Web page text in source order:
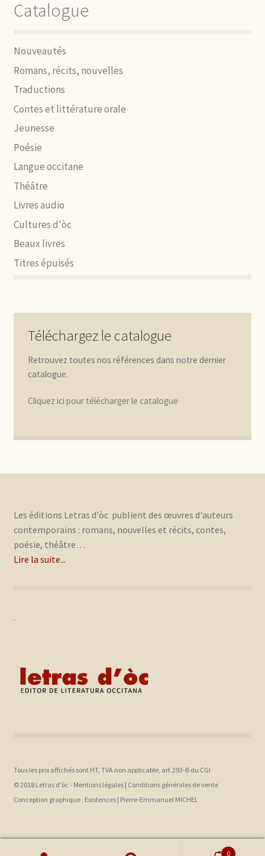
Catalogue
Nouveautés
Romans, récits, nouvelles
Traductions
Contes et littérature orale
Jeunesse
Poésie
Langue occitane
Théâtre
Livres audio
Cultures d'òc
Beaux livres
Titres épuisés
Téléchargez le catalogue
Retrouvez toutes nos références dans notre dernier
catalogue.
Cliquez ici pour télécharger le catalogue
Les éditions Letras d'òc publient des œuvres d'auteurs
contemporains : romans, nouvelles et récits, contes,
poésie, théâtre…
Lire la suite...
.
Tous les prix affichés sont HT, TVA non applicable, art.293-B du CGI
© 2018 Letras d'òc - Mentions légales| Conditions générales de vente
Conception graphique : Existences | Pierre-Emmanuel MICHEL
0